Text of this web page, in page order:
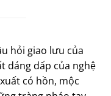
hỏi giao lưu của
dáng dấp của nghệ
có hồn, mộc